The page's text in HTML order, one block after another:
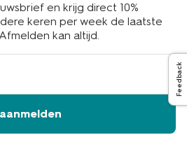
en krijg direct 10%
keren per week de laatste
kan altijd.
aanmelden
Feedback